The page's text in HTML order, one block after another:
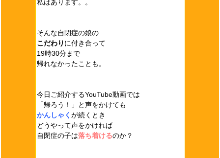
私はあります。。
そんな自閉症の娘の
こだわり に付き合って
19時30分まで
帰れなかったことも。
今日ご紹介するYouTube動画では
「帰ろう！」と声をかけても
かんしゃく が続くとき
どうやって声をかければ
自閉症の子は落ち着けるのか？